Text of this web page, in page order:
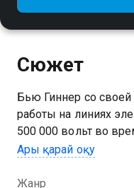
Сюжет
Бью Гиннер со своей
работы на линиях
500 000 вольт во
который набирает
Ары қарай оқу
Жанр